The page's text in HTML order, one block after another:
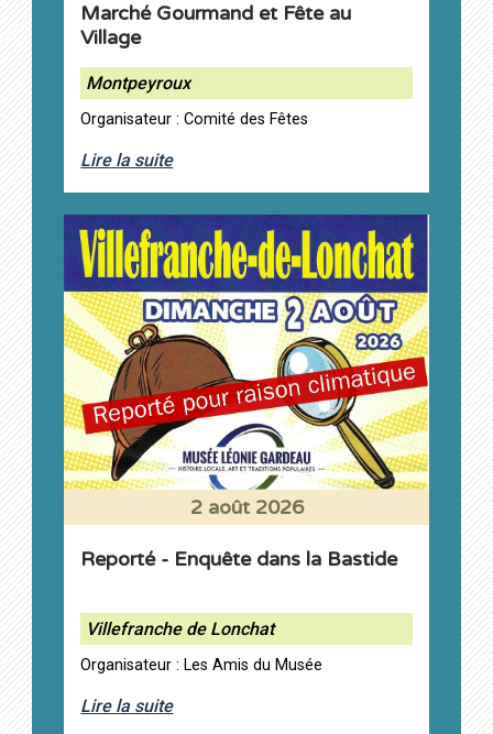
Marché Gourmand et Fête au
Village
Montpeyroux
Organisateur : Comité des Fêtes
Lire la suite
2 août 2026
Reporté - Enquête dans la Bastide
Villefranche de Lonchat
Organisateur : Les Amis du Musée
Lire la suite